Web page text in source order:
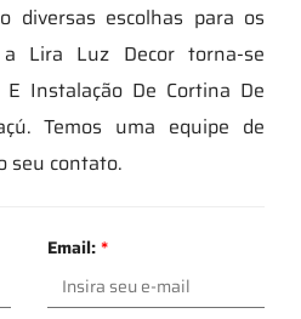
diversas escolhas para os
Lira Luz Decor torna-se
Instalação De Cortina De
Temos uma equipe de
seu contato.
Email:*